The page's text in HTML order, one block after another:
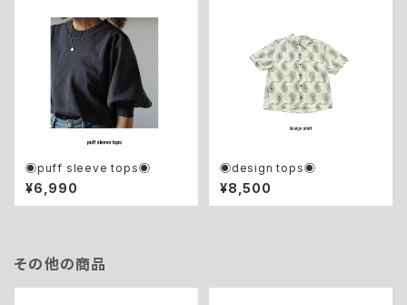
◉puff sleeve tops◉
¥6,990
◉design tops◉
¥8,500
その他の商品